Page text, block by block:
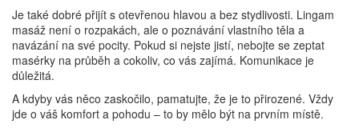
Je také dobré přijít s otevřenou hlavou a bez stydlivosti. Lingam
masáž není o rozpakách, ale o poznávání vlastního těla a
navázání na své pocity. Pokud si nejste jistí, nebojte se zeptat
masérky na průběh a cokoliv, co vás zajímá. Komunikace je
důležitá.
A kdyby vás něco zaskočilo, pamatujte, že je to přirozené. Vždy
jde o váš komfort a pohodu – to by mělo být na prvním místě.